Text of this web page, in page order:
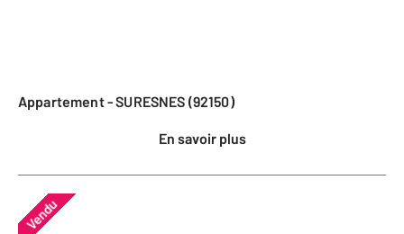
Appartement - SURESNES (92150)
En savoir plus
Vendu